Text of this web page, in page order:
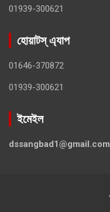
01939-300621
হোয়াটস্ এ্যাপ
01646-370872
01939-300621
ইমেইল
dssangbad1@gmail.com